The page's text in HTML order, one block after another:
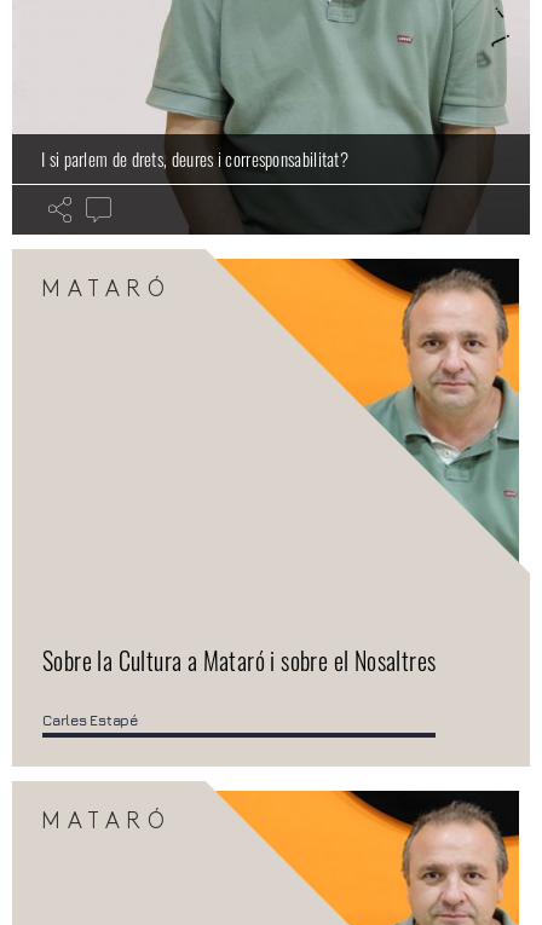
I si parlem de drets, deures i corresponsabilitat?
MATARÓ
Sobre la Cultura a Mataró i sobre el Nosaltres
Carles Estapé
MATARÓ